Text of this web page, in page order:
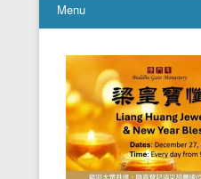
Menu